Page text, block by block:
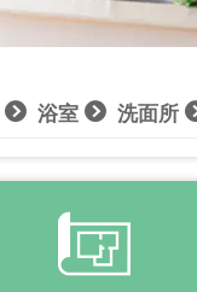
浴室 洗面所